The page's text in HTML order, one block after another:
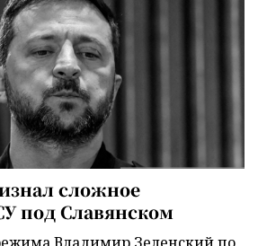
сложное
под Славянском